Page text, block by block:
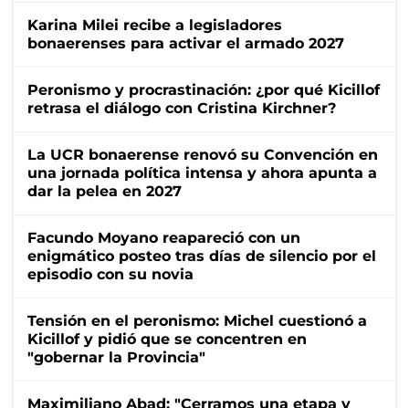
Karina Milei recibe a legisladores
bonaerenses para activar el armado 2027
Peronismo y procrastinación: ¿por qué Kicillof
retrasa el diálogo con Cristina Kirchner?
La UCR bonaerense renovó su Convención en
una jornada política intensa y ahora apunta a
dar la pelea en 2027
Facundo Moyano reapareció con un
enigmático posteo tras días de silencio por el
episodio con su novia
Tensión en el peronismo: Michel cuestionó a
Kicillof y pidió que se concentren en
"gobernar la Provincia"
Maximiliano Abad: "Cerramos una etapa y